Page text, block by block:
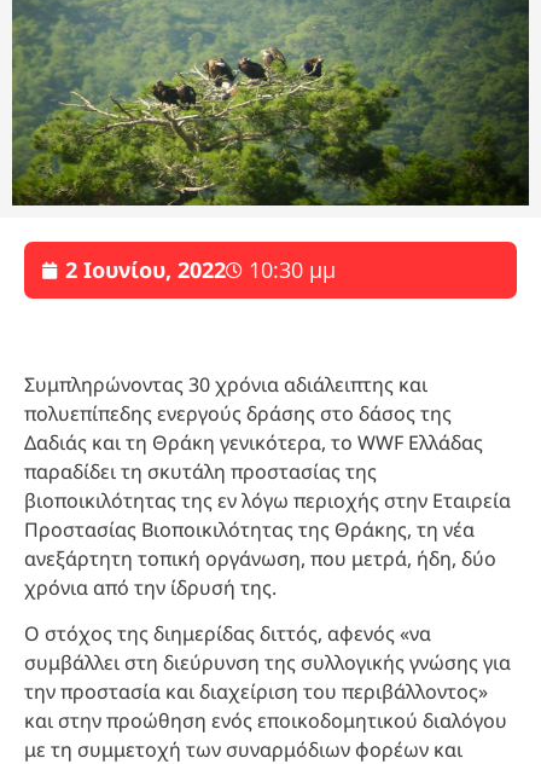
2 Ιουνίου, 2022 10:30 μμ
Συμπληρώνοντας 30 χρόνια αδιάλειπτης και
πολυεπίπεδης ενεργούς δράσης στο δάσος της
Δαδιάς και τη Θράκη γενικότερα, το WWF Ελλάδας
παραδίδει τη σκυτάλη προστασίας της
βιοποικιλότητας της εν λόγω περιοχής στην Εταιρεία
Προστασίας Βιοποικιλότητας της Θράκης, τη νέα
ανεξάρτητη τοπική οργάνωση, που μετρά, ήδη, δύο
χρόνια από την ίδρυσή της.
Ο στόχος της διημερίδας διττός, αφενός «να
συμβάλλει στη διεύρυνση της συλλογικής γνώσης για
την προστασία και διαχείριση του περιβάλλοντος»
και στην προώθηση ενός εποικοδομητικού διαλόγου
με τη συμμετοχή των συναρμόδιων φορέων και